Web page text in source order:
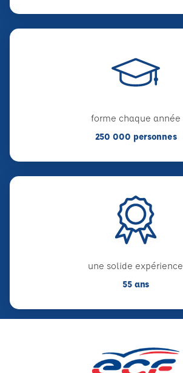
forme chaque année
250 000 personnes
une solide expérience
55 ans